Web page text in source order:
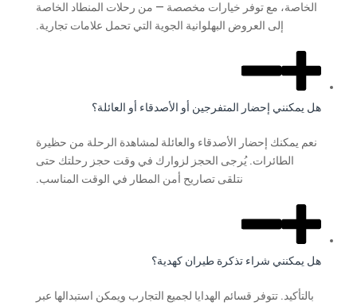
الخاصة، مع توفر خيارات مخصصة — من رحلات المنطاد الخاصة
إلى العروض البهلوانية الجوية التي تحمل علامات تجارية.
هل يمكنني إحضار المتفرجين أو الأصدقاء أو العائلة؟
نعم يمكنك إحضار الأصدقاء والعائلة لمشاهدة الرحلة من حظيرة
الطائرات. يُرجى الحجز لزوارك في وقت حجز رحلتك حتى
نتلقى تصاريح أمن المطار في الوقت المناسب.
هل يمكنني شراء تذكرة طيران كهدية؟
بالتأكيد. تتوفر قسائم الهدايا لجميع التجارب ويمكن استبدالها عبر